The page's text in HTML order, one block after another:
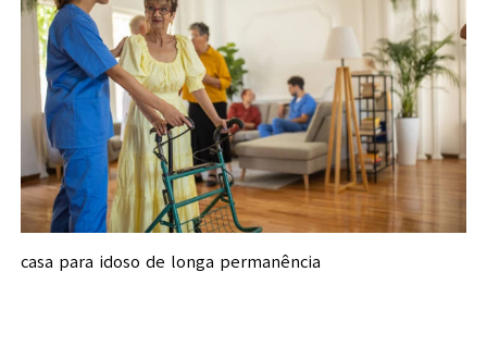
casa para idoso de longa permanência